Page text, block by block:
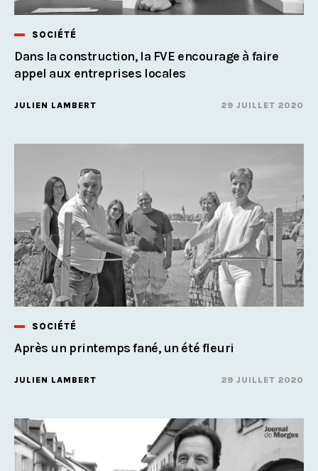
SOCIÉTÉ
Dans la construction, la FVE encourage à faire
appel aux entreprises locales
JULIEN LAMBERT 29 JUILLET 2020
SOCIÉTÉ
Après un printemps fané, un été fleuri
JULIEN LAMBERT 29 JUILLET 2020